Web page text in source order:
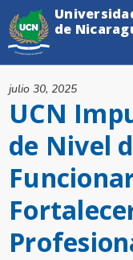
UCN
de Nivel
julio 30, 2025
de